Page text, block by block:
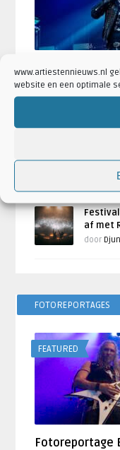
www.artiestennieuws.nl
website en een optimale
Scooter naar
ADE 2026:
Geschreven door
af met
door
FOTOREPORTAGES
FEATURED
Fotoreportage